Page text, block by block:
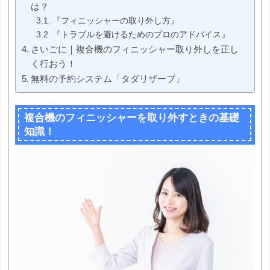
は？
『フィニッシャーの取り外し方』
『トラブルを避けるためのプロのアドバイス』
さいごに｜複合機のフィニッシャー取り外しを正し
く行おう！
無料の予約システム「タダリザーブ」
複合機のフィニッシャーを取り外すときの基礎
知識！